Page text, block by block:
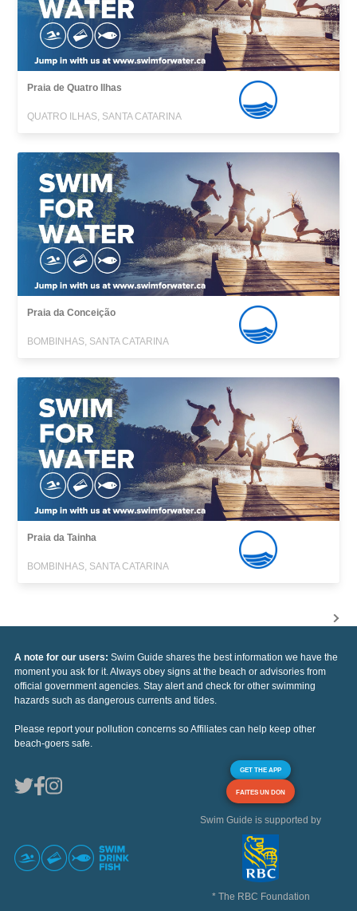
Praia de Quatro Ilhas
QUATRO ILHAS, SANTA CATARINA
Praia da Conceição
BOMBINHAS, SANTA CATARINA
Praia da Tainha
BOMBINHAS, SANTA CATARINA
A note for our users: Swim Guide shares the best information we have the
moment you ask for it. Always obey signs at the beach or advisories from
official government agencies. Stay alert and check for other swimming
hazards such as dangerous currents and tides.
Please report your pollution concerns so Affiliates can help keep other
beach-goers safe.
GET THE APP
FAITES UN DON
Swim Guide is supported by
* The RBC Foundation